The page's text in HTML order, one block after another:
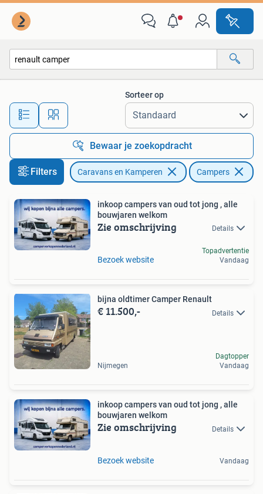
Alle afstanden…
Sorteer op
Bewaar je zoekopdracht
Filters Caravans en Kamperen Campers
inkoop campers van oud tot jong , alle
bouwjaren welkom
Zie omschrijving Details
Bezoek website
Topadvertentie
Vandaag
bijna oldtimer Camper Renault
€ 11.500,- Details
Nijmegen
Dagtopper
Vandaag
inkoop campers van oud tot jong , alle
bouwjaren welkom
Zie omschrijving Details
Bezoek website Vandaag